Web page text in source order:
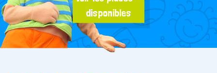
disponibles